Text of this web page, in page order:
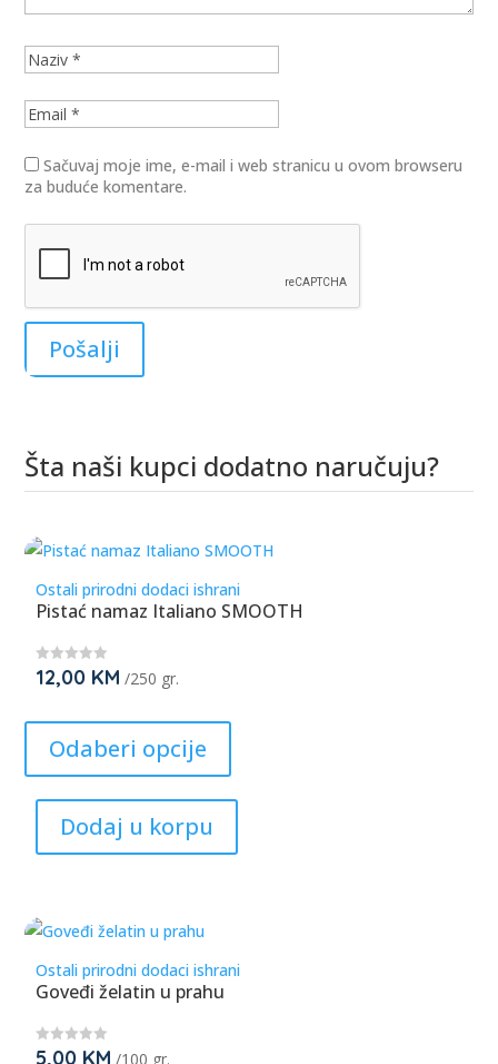
Sačuvaj moje ime, e-mail i web stranicu u ovom browseru
za buduće komentare.
Šta naši kupci dodatno naručuju?
Ostali prirodni dodaci ishrani
Pistać namaz Italiano SMOOTH
★
★
★
12,00 KM /250 gr.
Odaberi opcije
multiple
The
chosen
Dodaj u korpu
Ostali prirodni dodaci ishrani
Goveđi želatin u prahu
★
5,00 KM /100 gr.